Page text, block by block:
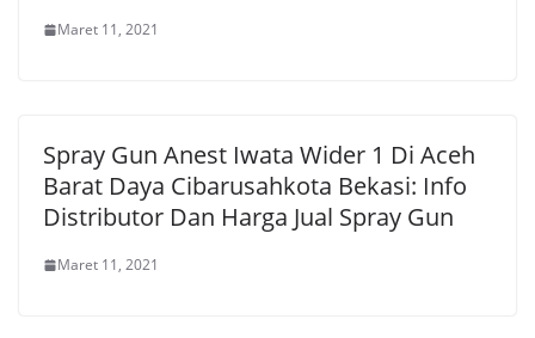
Maret 11, 2021
Spray Gun Anest Iwata Wider 1 Di Aceh
Barat Daya Cibarusahkota Bekasi: Info
Distributor Dan Harga Jual Spray Gun
Maret 11, 2021